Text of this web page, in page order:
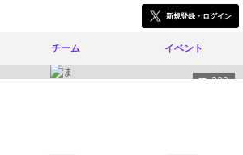
新規登録・ログイン
チーム イベント
332